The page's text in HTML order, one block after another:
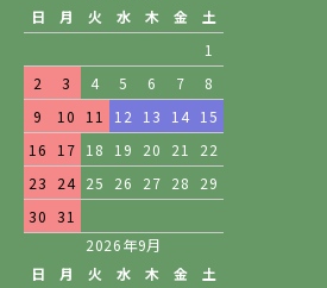
日
月 火 水 木 金
土
1
2
3 4 5 6 7
8
9
10 11 12 13 14 15
16
17 18 19 20 21
22
23
24 25 26 27 28
29
30
31
2026年9月
日
月 火 水 木 金 土